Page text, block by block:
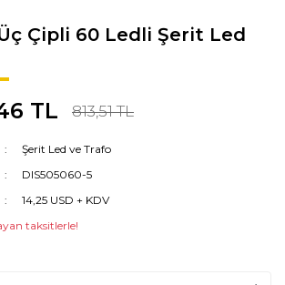
Çipli 60 Ledli Şerit Led
TL 813,51 TL
Şerit Led ve Trafo
DIS505060-5
14,25 USD + KDV
taksitlerle!